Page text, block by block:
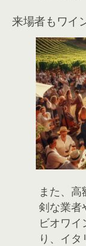
来場者もワイ
また、
剣な業者
ビオワ
り、イタ